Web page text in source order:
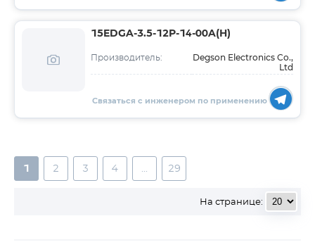
15EDGA-3.5-12P-14-00A(H)
Производитель:
Degson Electronics Co.,
Ltd
Связаться с инженером по применению
1 2 3 4 ... 29
На странице: